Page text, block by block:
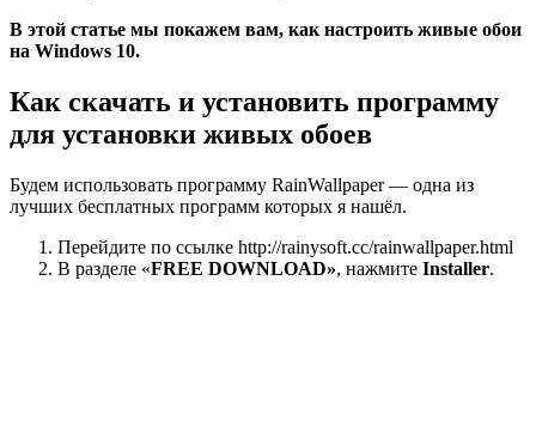
В этой статье мы покажем вам, как настроить живые обои
на Windows 10.
Как скачать и установить программу
для установки живых обоев
Будем использовать программу RainWallpaper — одна из
лучших бесплатных программ которых я нашёл.
Перейдите по ссылке http://rainysoft.cc/rainwallpaper.html
В разделе «FREE DOWNLOAD», нажмите Installer.